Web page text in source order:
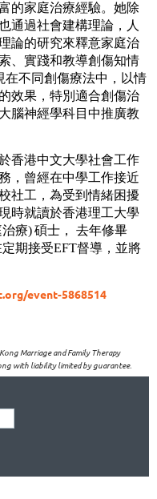
的家庭治療經驗。她除
通過社會建構理論，人
論的研究來釋意家庭治
、實踐和教導創傷知情
在不同創傷療法中，以情
效果，特別適合創傷治
腦神經學科目中推廣教
香港中文大學社會工作
，曾經在中學工作接近
社工，為受到情緒困擾
時就讀於香港理工大學
療)碩士， 去年修畢
期接受EFT督導，並將
event-5868514
Marriage and Family Therapy
with liability limited by guarantee.